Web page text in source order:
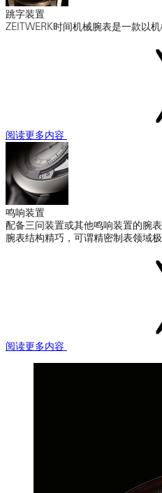
跳字装置
ZEITWERK时间机械腕表是一款以
阅读更多内容
鸣响装置
配备三问装置或其他鸣响装置的腕
腕表结构精巧，可谓精密制表领域
阅读更多内容